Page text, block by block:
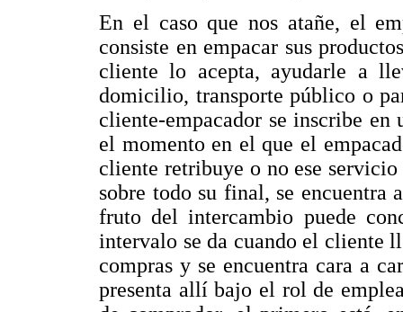
En el caso que nos atañe, el
consiste en empacar sus
cliente lo acepta, ayudarle a
domicilio, transporte público o
cliente-empacador se inscribe
el momento en el que el
cliente retribuye o no ese
sobre todo su final, se encuentra
fruto del intercambio puede
intervalo se da cuando el cliente
compras y se encuentra cara a
presenta allí bajo el rol de